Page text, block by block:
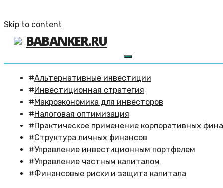
Skip to content
BABANKER.RU
Альтернативные инвестиции
Инвестиционная стратегия
Макроэкономика для инвесторов
Налоговая оптимизация
Практическое применение корпоративных
Структура личных финансов
Управление инвестиционным портфелем
Управление частным капиталом
Финансовые риски и защита капитала